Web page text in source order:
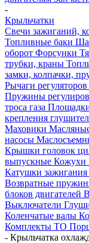
-
Крыльчатки
Свечи зажиганий,
Топливные баки
оборот Форсунки
трубки, краны
замки, колпачки,
Рычаги
Пружины
троса газа
крепления
Маховики
насосы
Крышки головок
выпускные Кожухи
Катушки зажигания
Возвратные
блоков двигателей
Выключатели
Коленчатые валы
Комплекты ТО
- Крыльчатка